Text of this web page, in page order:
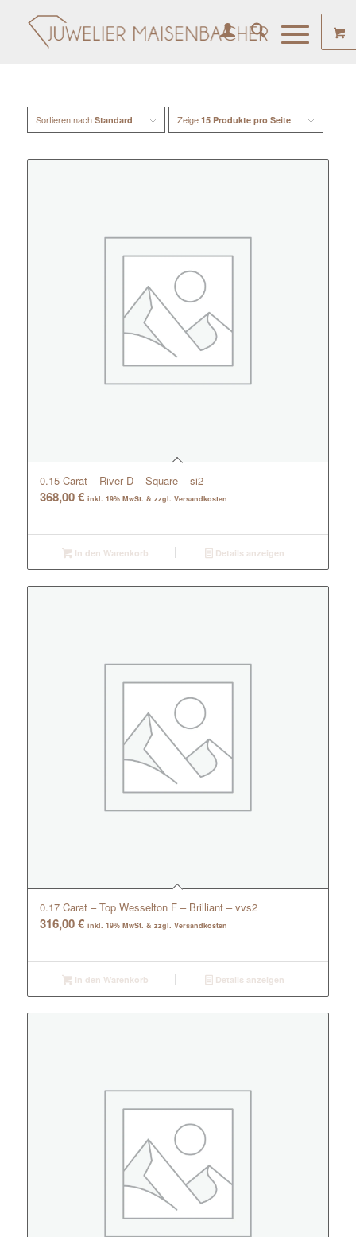
Sortieren nach Standard Zeige 15 Produkte pro Seite
0.15 Carat – River D – Square – si2
368,00€ inkl. 19% MwSt. & zzgl. Versandkosten
In den Warenkorb Details anzeigen
0.17 Carat – Top Wesselton F – Brilliant – vvs2
316,00€ inkl. 19% MwSt. & zzgl. Versandkosten
In den Warenkorb Details anzeigen